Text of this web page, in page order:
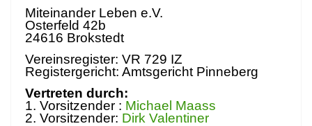
Miteinander Leben e.V.
Osterfeld 42b
24616 Brokstedt
Vereinsregister: VR 729 IZ
Registergericht: Amtsgericht Pinneberg
Vertreten durch:
1. Vorsitzender : Michael Maass
2. Vorsitzender: Dirk Valentiner